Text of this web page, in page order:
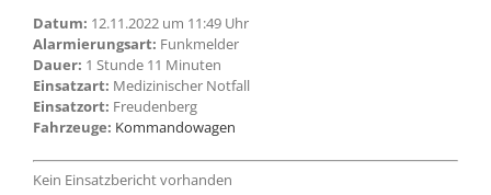
Datum: 12.11.2022 um 11:49 Uhr
Alarmierungsart: Funkmelder
Dauer: 1 Stunde 11 Minuten
Einsatzart: Medizinischer Notfall
Einsatzort: Freudenberg
Fahrzeuge: Kommandowagen
Kein Einsatzbericht vorhanden